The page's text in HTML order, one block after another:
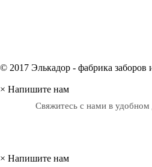
© 2017 Элькадор - фабрика заборов
× Напишите нам
Свяжитесь с нами в удобном
× Напишите нам